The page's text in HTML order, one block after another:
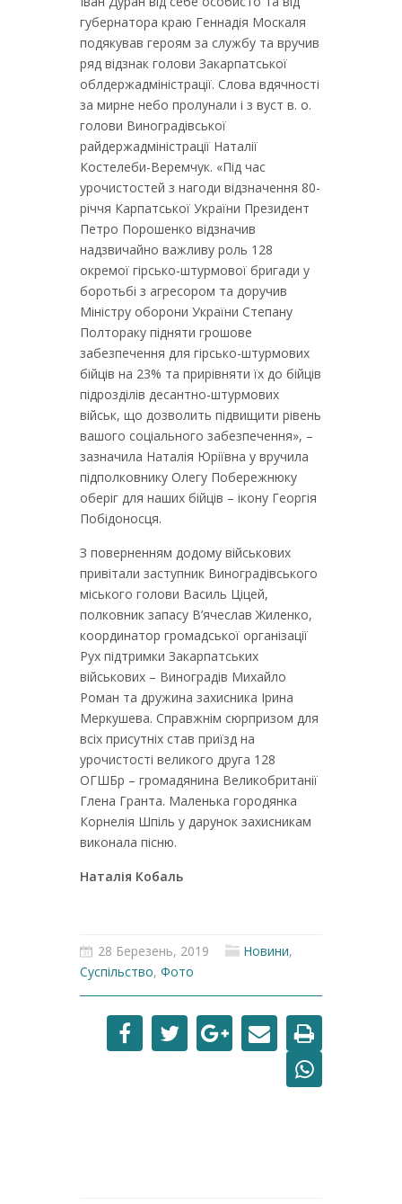
губернатора краю Геннадія Москаля
подякував героям за службу та вручив
ряд відзнак голови Закарпатської
облдержадміністрації. Слова вдячності
за мирне небо пролунали і з вуст в. о.
голови Виноградівської
райдержадміністрації Наталії
Костелеби-Веремчук. «Під час
урочистостей з нагоди відзначення 80-
річчя Карпатської України Президент
Петро Порошенко відзначив
надзвичайно важливу роль 128
окремої гірсько-штурмової бригади у
боротьбі з агресором та доручив
Міністру оборони України Степану
Полтораку підняти грошове
забезпечення для гірсько-штурмових
бійців на 23% та прирівняти їх до бійців
підрозділів десантно-штурмових
військ, що дозволить підвищити рівень
вашого соціального забезпечення», –
зазначила Наталія Юріївна у вручила
підполковнику Олегу Побережнюку
оберіг для наших бійців – ікону Георгія
Побідоносця.
З поверненням додому військових
привітали заступник Виноградівського
міського голови Василь Ціцей,
полковник запасу В’ячеслав Жиленко,
координатор громадської організації
Рух підтримки Закарпатських
військових – Виноградів Михайло
Роман та дружина захисника Ірина
Меркушева. Справжнім сюрпризом для
всіх присутніх став приїзд на
урочистості великого друга 128
ОГШБр – громадянина Великобританії
Глена Гранта. Маленька городянка
Корнелія Шпіль у дарунок захисникам
виконала пісню.
Наталія Кобаль
28 Березень, 2019 Новини,
Суспільство, Фото